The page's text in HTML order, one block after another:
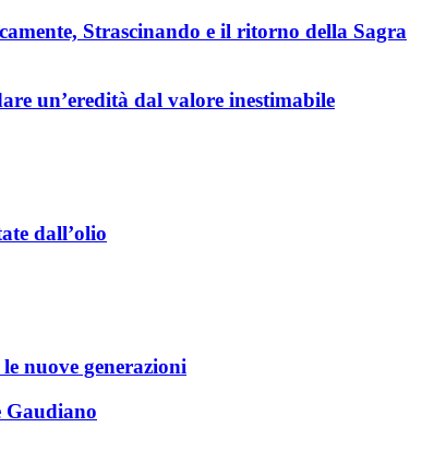
Strascinando e il ritorno della Sagra
un’eredità dal valore inestimabile
dall’olio
nuove generazioni
Gaudiano